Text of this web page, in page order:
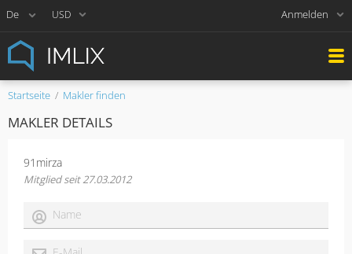
USD Anmelden
Startseite Makler finden
MAKLER DETAILS
91mirza
Mitglied seit 27.03.2012